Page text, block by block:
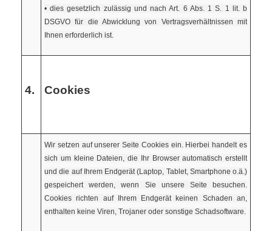
• dies gesetzlich zulässig und nach Art. 6 Abs. 1 S. 1 lit. b
DSGVO für die Abwicklung von Vertragsverhältnissen mit
Ihnen erforderlich ist.
4. Cookies
Wir setzen auf unserer Seite Cookies ein. Hierbei handelt es
sich um kleine Dateien, die Ihr Browser automatisch erstellt
und die auf Ihrem Endgerät (Laptop, Tablet, Smartphone o.ä.)
gespeichert werden, wenn Sie unsere Seite besuchen.
Cookies richten auf Ihrem Endgerät keinen Schaden an,
enthalten keine Viren, Trojaner oder sonstige Schadsoftware.